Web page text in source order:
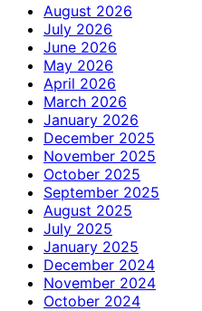
August 2026
July 2026
June 2026
May 2026
April 2026
March 2026
January 2026
December 2025
November 2025
October 2025
September 2025
August 2025
July 2025
January 2025
December 2024
November 2024
October 2024